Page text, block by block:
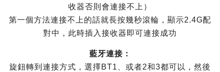
收器否則會連接不上）
第一個方法連接不上的話就長按幾秒滾輪，顯示2.4G配
對中，此時插入接收器即可連接成功
藍牙連接：
旋鈕轉到連接方式，選擇BT1、或者2和3都可以，然後